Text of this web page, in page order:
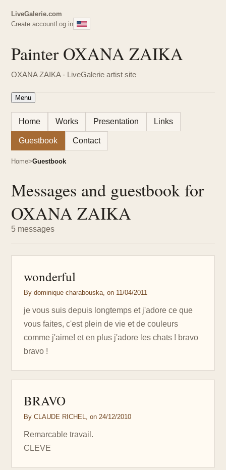
LiveGalerie.com
Create accountLog in
Painter OXANA ZAIKA
OXANA ZAIKA - LiveGalerie artist site
Menu
Home Works Presentation Links
Guestbook Contact
Home Guestbook
Messages and guestbook for
OXANA ZAIKA
5 messages
wonderful
By dominique charabouska, on 11/04/2011
je vous suis depuis longtemps et j'adore ce que
vous faites, c'est plein de vie et de couleurs
comme j'aime! et en plus j'adore les chats ! bravo
bravo !
BRAVO
By CLAUDE RICHEL, on 24/12/2010
Remarcable travail.
CLEVE